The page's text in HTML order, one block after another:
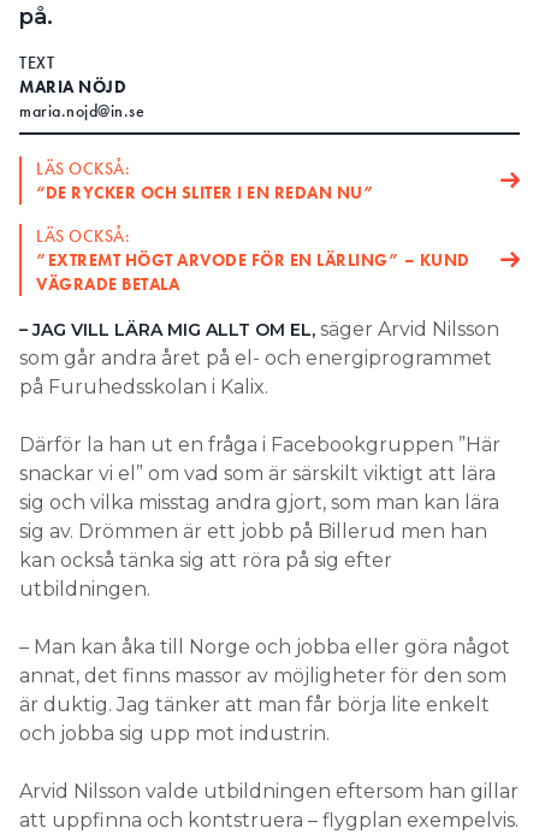
på.
TEXT
MARIA NÖJD
maria.nojd@in.se
LÄS OCKSÅ:
“DE RYCKER OCH SLITER I EN REDAN NU”
LÄS OCKSÅ:
”EXTREMT HÖGT ARVODE FÖR EN LÄRLING” – KUND
VÄGRADE BETALA
– JAG VILL LÄRA MIG ALLT OM EL, säger Arvid Nilsson
som går andra året på el- och energiprogrammet
på Furuhedsskolan i Kalix.
Därför la han ut en fråga i Facebookgruppen ”Här
snackar vi el” om vad som är särskilt viktigt att lära
sig och vilka misstag andra gjort, som man kan lära
sig av. Drömmen är ett jobb på Billerud men han
kan också tänka sig att röra på sig efter
utbildningen.
– Man kan åka till Norge och jobba eller göra något
annat, det finns massor av möjligheter för den som
är duktig. Jag tänker att man får börja lite enkelt
och jobba sig upp mot industrin.
Arvid Nilsson valde utbildningen eftersom han gillar
att uppfinna och kontstruera – flygplan exempelvis.